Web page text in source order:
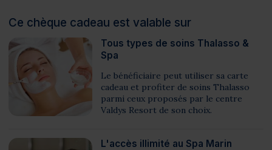
Ce chèque cadeau est valable sur
Tous types de soins Thalasso &
Spa
Le bénéficiaire peut utiliser sa carte
cadeau et profiter de soins Thalasso
parmi ceux proposés par le centre
Valdys Resort de son choix.
L'accès illimité au Spa Marin